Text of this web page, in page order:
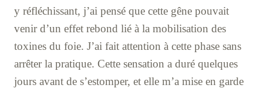
y réfléchissant, j’ai pensé que cette gêne pouvait
venir d’un effet rebond lié à la mobilisation des
toxines du foie. J’ai fait attention à cette phase sans
arrêter la pratique. Cette sensation a duré quelques
jours avant de s’estomper, et elle m’a mise en garde